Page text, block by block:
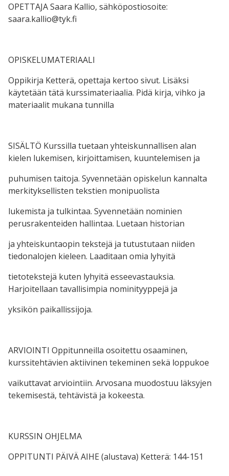
OPETTAJA Saara Kallio, sähköpostiosoite:
saara.kallio@tyk.fi
OPISKELUMATERIAALI
Oppikirja Ketterä, opettaja kertoo sivut. Lisäksi
käytetään tätä kurssimateriaalia. Pidä kirja, vihko ja
materiaalit mukana tunnilla
SISÄLTÖ Kurssilla tuetaan yhteiskunnallisen alan
kielen lukemisen, kirjoittamisen, kuuntelemisen ja
puhumisen taitoja. Syvennetään opiskelun kannalta
merkityksellisten tekstien monipuolista
lukemista ja tulkintaa. Syvennetään nominien
perusrakenteiden hallintaa. Luetaan historian
ja yhteiskuntaopin tekstejä ja tutustutaan niiden
tiedonalojen kieleen. Laaditaan omia lyhyitä
tietotekstejä kuten lyhyitä esseevastauksia.
Harjoitellaan tavallisimpia nominityyppejä ja
yksikön paikallissijoja.
ARVIOINTI Oppitunneilla osoitettu osaaminen,
kurssitehtävien aktiivinen tekeminen sekä loppukoe
vaikuttavat arviointiin. Arvosana muodostuu läksyjen
tekemisestä, tehtävistä ja kokeesta.
KURSSIN OHJELMA
OPPITUNTI PÄIVÄ AIHE (alustava) Ketterä: 144-151